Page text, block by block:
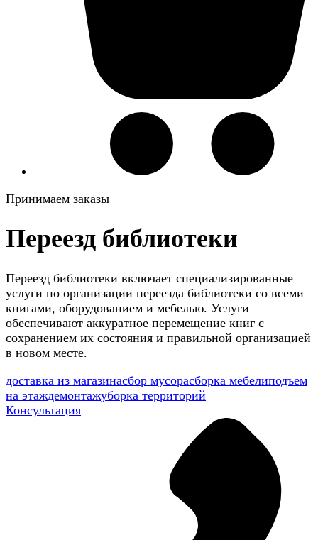
Принимаем заказы
Переезд библиотеки
Переезд библиотеки включает специализированные
услуги по организации переезда библиотеки со всеми
книгами, оборудованием и мебелью. Услуги
обеспечивают аккуратное перемещение книг с
сохранением их состояния и правильной организацией
в новом месте.
доставка из магазинасбор мусорасборка мебелиподъем
на этаждемонтажуборка территорий
Консультация